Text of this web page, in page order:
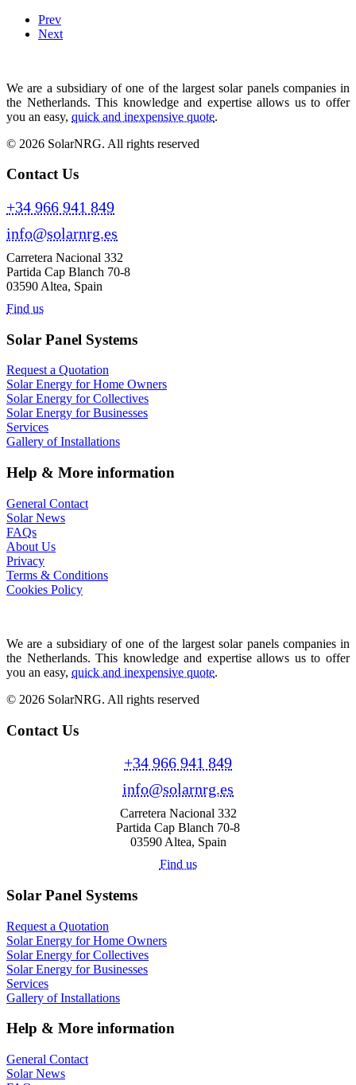
Prev
Next
We are a subsidiary of one of the largest solar panels companies in
the Netherlands. This knowledge and expertise allows us to offer
you an easy, quick and inexpensive quote.
© 2026 SolarNRG. All rights reserved
Contact Us
+34 966 941 849
info@solarnrg.es
Carretera Nacional 332
Partida Cap Blanch 70-8
03590 Altea, Spain
Find us
Solar Panel Systems
Request a Quotation
Solar Energy for Home Owners
Solar Energy for Collectives
Solar Energy for Businesses
Services
Gallery of Installations
Help & More information
General Contact
Solar News
FAQs
About Us
Privacy
Terms & Conditions
Cookies Policy
We are a subsidiary of one of the largest solar panels companies in
the Netherlands. This knowledge and expertise allows us to offer
you an easy, quick and inexpensive quote.
© 2026 SolarNRG. All rights reserved
Contact Us
+34 966 941 849
info@solarnrg.es
Carretera Nacional 332
Partida Cap Blanch 70-8
03590 Altea, Spain
Find us
Solar Panel Systems
Request a Quotation
Solar Energy for Home Owners
Solar Energy for Collectives
Solar Energy for Businesses
Services
Gallery of Installations
Help & More information
General Contact
Solar News